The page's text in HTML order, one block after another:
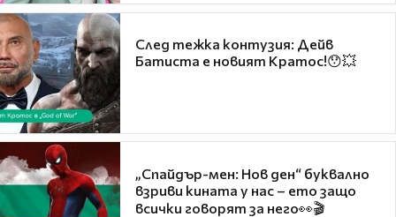
След тежка контузия: Дейв
Батиста е новият Кратос!😯💥
„Спайдър-мен: Нов ден“ буквално
взриви кината у нас – ето защо
всички говорят за него👀🎬